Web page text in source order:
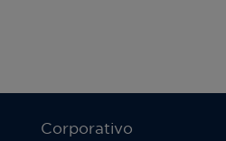
Corporativo